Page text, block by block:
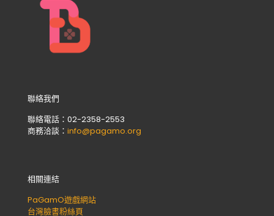
聯絡我們
聯絡電話：02-2358-2553
商務洽談： info@pagamo.org
相關連結
PaGamO遊戲網站
台灣臉書粉絲頁